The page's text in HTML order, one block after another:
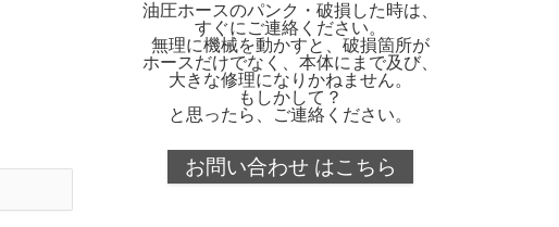
油圧ホースのパンク・破損した時は、
すぐにご連絡ください。
無理に機械を動かすと、破損箇所が
ホースだけでなく、本体にまで及び、
大きな修理になりかねません。
もしかして？
と思ったら、ご連絡ください。
お問い合わせ はこちら